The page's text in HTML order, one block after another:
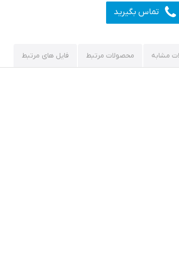
تماس بگیرید
مشابه محصولات مرتبط فایل های مرتبط